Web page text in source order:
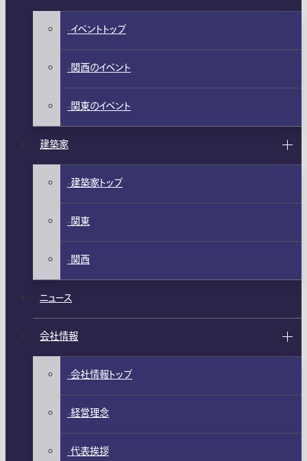
イベントトップ
関西のイベント
関東のイベント
建築家
建築家トップ
関東
関西
ニュース
会社情報
会社情報トップ
経営理念
代表挨拶